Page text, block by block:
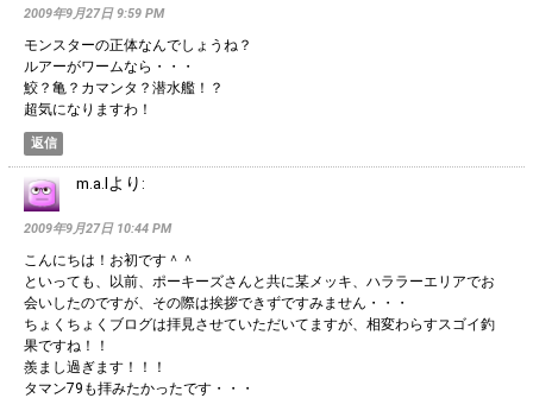
2009年9月27日 9:59 PM
モンスターの正体なんでしょうね？
ルアーがワームなら・・・
鮫？亀？カマンタ？潜水艦！？
超気になりますわ！
返信
m.a.lより:
2009年9月27日 10:44 PM
こんにちは！お初です＾＾
といっても、以前、ポーキーズさんと共に某メッキ、ハララーエリアでお
会いしたのですが、その際は挨拶できずですみません・・・
ちょくちょくブログは拝見させていただいてますが、相変わらすスゴイ釣
果ですね！！
羨まし過ぎます！！！
タマン79も拝みたかったです・・・